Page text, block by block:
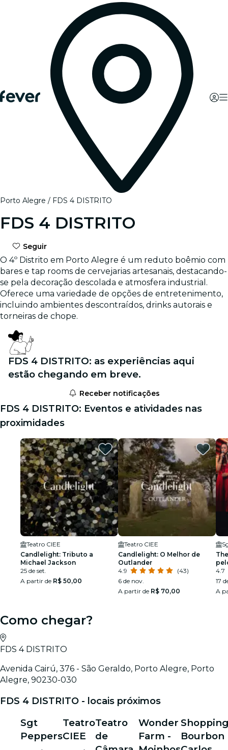
Porto Alegre FDS 4 DISTRITO
FDS 4 DISTRITO
Seguir
O 4º Distrito em Porto Alegre é um reduto boêmio com
bares e tap rooms de cervejarias artesanais, destacando-
se pela decoração descolada e atmosfera industrial.
Oferece uma variedade de opções de entretenimento,
incluindo ambientes descontraídos, drinks autorais e
torneiras de chope.
FDS 4 DISTRITO: as experiências aqui
estão chegando em breve.
Receber notificações
FDS 4 DISTRITO: Eventos e atividades nas
proximidades
Teatro CIEE
Candlelight: Tributo a
Michael Jackson
25 de set.
A partir de R$ 50,00
Teatro CIEE
Candlelight: O Melhor de
Outlander
4.9
(43)
6 de nov.
A partir de R$ 70,00
4.7
17
A
Como chegar?
FDS 4 DISTRITO
Avenida Cairú, 376 - São Geraldo, Porto Alegre, Porto
Alegre, 90230-030
FDS 4 DISTRITO - locais próximos
Sgt
Peppers
Teatro
CIEE
Teatro
de
Wonder
Farm -
Bourbon